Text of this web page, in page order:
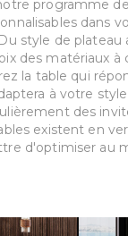
programme
dans
style de plateau
des matériaux à
la table qui
à votre
des
existent en
d'optimiser au